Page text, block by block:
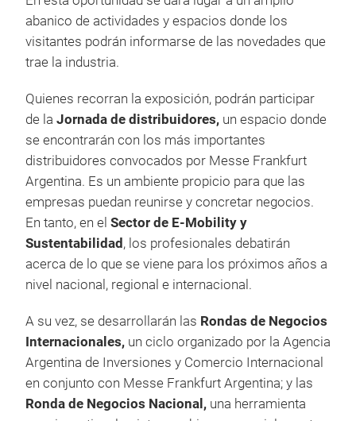
abanico de actividades y espacios donde los
visitantes podrán informarse de las novedades que
trae la industria.
Quienes recorran la exposición, podrán participar
de la Jornada de distribuidores, un espacio donde
se encontrarán con los más importantes
distribuidores convocados por Messe Frankfurt
Argentina. Es un ambiente propicio para que las
empresas puedan reunirse y concretar negocios.
En tanto, en el Sector de E-Mobility y
Sustentabilidad , los profesionales debatirán
acerca de lo que se viene para los próximos años a
nivel nacional, regional e internacional.
A su vez, se desarrollarán las Rondas de Negocios
Internacionales, un ciclo organizado por la Agencia
Argentina de Inversiones y Comercio Internacional
en conjunto con Messe Frankfurt Argentina; y las
Ronda de Negocios Nacional, una herramienta